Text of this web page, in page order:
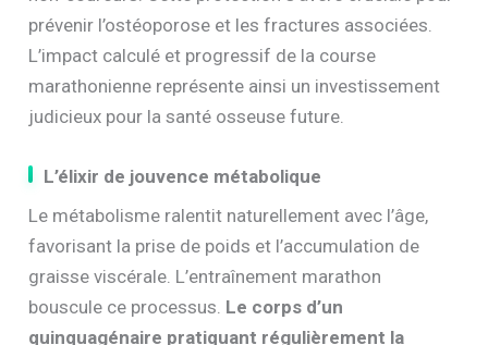
prévenir l’ostéoporose et les fractures associées.
L’impact calculé et progressif de la course
marathonienne représente ainsi un investissement
judicieux pour la santé osseuse future.
L’élixir de jouvence métabolique
Le métabolisme ralentit naturellement avec l’âge,
favorisant la prise de poids et l’accumulation de
graisse viscérale. L’entraînement marathon
bouscule ce processus. Le corps d’un
quinquagénaire pratiquant régulièrement la